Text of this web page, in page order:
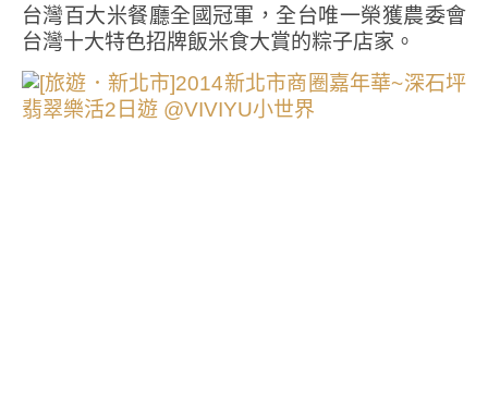
台灣百大米餐廳全國冠軍，全台唯一榮獲農委會
台灣十大特色招牌飯米食大賞的粽子店家。